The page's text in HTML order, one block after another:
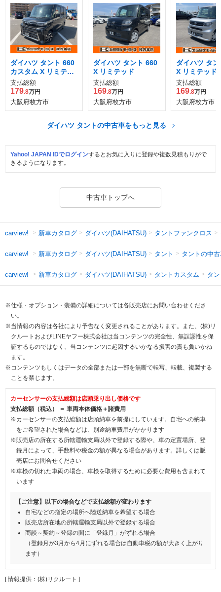
ダイハツ タント 660
カスタム X リミテッ
ド
支払総額
179.8万円
大阪府枚方市
ダイハツ タント 660
X リミテッド
支払総額
169.8万円
大阪府枚方市
ダイハツ タ
X リミテッド
支払総額
169.8万円
大阪府枚方市
ダイハツ タントの中古車をもっと見る
Yahoo! JAPAN IDでログインするとお気に入りに登録や複数見積もりがで
きるようになります。
中古車トップへ
carview! 新車カタログ ダイハツ(DAIHATSU) タントファンクロス
carview! 新車カタログ ダイハツ(DAIHATSU) タント タントの中
carview! 新車カタログ ダイハツ(DAIHATSU) タントカスタム タ
※仕様・オプション・装備の詳細については各販売店にお問い合わせくださ
い。
※当情報の内容は各社により予告なく変更されることがあります。また、(株)リ
クルートおよびLINEヤフー株式会社は当コンテンツの完全性、無誤謬性を保
証するものではなく、当コンテンツに起因するいかなる損害の責も負いかね
ます。
※コンテンツもしくはデータの全部または一部を無断で転写、転載、複製する
ことを禁じます。
カーセンサーの支払総額は店頭乗り出し価格です
支払総額（税込） ＝ 車両本体価格＋諸費用
※カーセンサーの支払総額は店頭納車を前提にしています。自宅への納車
をご希望された場合などは、別途納車費用がかかります
※販売店の所在する所轄運輸支局以外で登録する際や、車の定置場所、登
録月によって、手数料や税金の額が異なる場合があります。詳しくは販
売店にお問合せください
※車検の切れた車両の場合、車検を取得するために必要な費用も含まれて
います
【ご注意】以下の場合などで支払総額が変わります
自宅などの指定の場所へ陸送納車を希望する場合
販売店所在地の所轄運輸支局以外で登録する場合
商談～契約～登録の間に「登録月」がずれる場合
（登録月が3月から4月にずれる場合は自動車税の額が大きく上がり
ます）
[ 情報提供：(株)リクルート ]